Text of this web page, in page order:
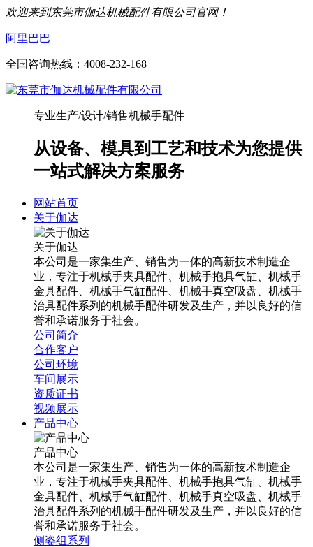
欢迎来到东莞市伽达机械配件有限公司官网！
阿里巴巴
全国咨询热线： 4008-232-168
专业生产/设计/销售机械手配件
从设备、模具到工艺和技术为您提供
一站式解决方案服务
网站首页
关于伽达
关于伽达
本公司是一家集生产、销售为一体的高新技术制造企
业，专注于机械手夹具配件、机械手抱具气缸、机械手
金具配件、机械手气缸配件、机械手真空吸盘、机械手
治具配件系列的机械手配件研发及生产，并以良好的信
誉和承诺服务于社会。
公司简介
合作客户
公司环境
车间展示
资质证书
视频展示
产品中心
产品中心
本公司是一家集生产、销售为一体的高新技术制造企
业，专注于机械手夹具配件、机械手抱具气缸、机械手
金具配件、机械手气缸配件、机械手真空吸盘、机械手
治具配件系列的机械手配件研发及生产，并以良好的信
誉和承诺服务于社会。
侧姿组系列